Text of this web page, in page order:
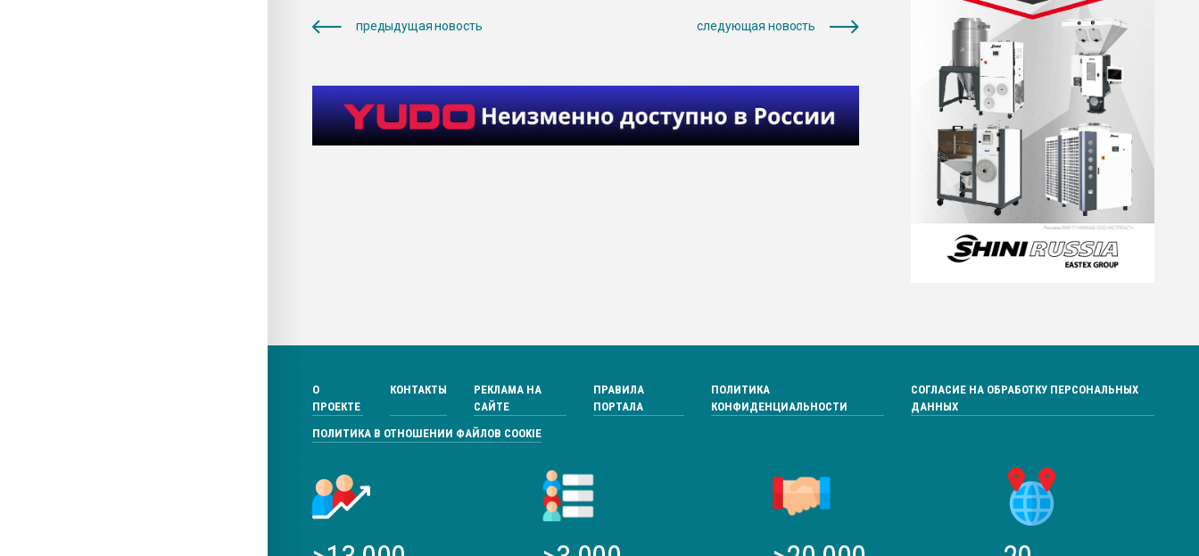
предыдущая новость следующая новость
О
ПРОЕКТЕ
КОНТАКТЫ
РЕКЛАМА НА
САЙТЕ
ПРАВИЛА
ПОРТАЛА
ПОЛИТИКА
КОНФИДЕНЦИАЛЬНОСТИ
СОГЛАСИЕ НА ОБРАБОТКУ ПЕРСОНАЛЬНЫХ
ДАННЫХ
ПОЛИТИКА В ОТНОШЕНИИ ФАЙЛОВ COOKIE